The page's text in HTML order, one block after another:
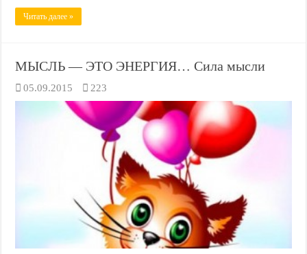
Читать далее »
МЫСЛЬ — ЭТО ЭНЕРГИЯ… Сила мысли
05.09.2015 223